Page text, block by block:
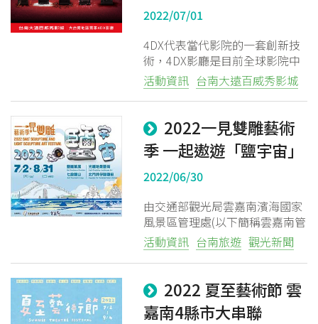
2022/07/01
4DX代表當代影院的一套創新技
術，4DX影廳是目前全球影院中
最新穎的觀影體驗，自從2009年
推出後就深受影迷歡迎。威秀影
城獨家引進，帶給你世界級的最
新影音感官全體驗效果。
活動資訊 台南大遠百威秀影城
2022一見雙雕藝術
季 一起遨遊「鹽宇宙」
2022/06/30
由交通部觀光局雲嘉南濱海國家
風景區管理處(以下簡稱雲嘉南管
理處)所主辦，「2022一見雙雕
藝術季」於今日（7月2日）正式
開展，上午10點於臺南七股鹽山
舉行「鹽雕藝術」開展
活動資訊 台南旅遊 觀光新聞
2022 夏至藝術節 雲
嘉南4縣市大串聯